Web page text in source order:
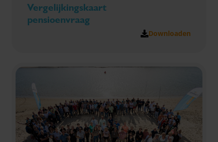
Vergelijkingskaart
pensioenvraag
Downloaden